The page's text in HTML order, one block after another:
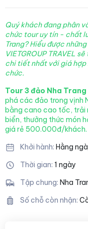
Quý khách đang phân
chức tour uy tín - chất
Trang? Hiểu được
VIETGROUP TRAVEL
chi tiết nhất với giá
chức.
Tour 3 đảo Nha Trang
phá các đảo trong vịnh
bằng cano cao tốc, trải
biển, thưởng thức món
giá rẻ 500.000đ/khách.
Khởi hành: Hằng
Thời gian: 1 ngày
Tập chung: Nha
Số chỗ còn nhận: